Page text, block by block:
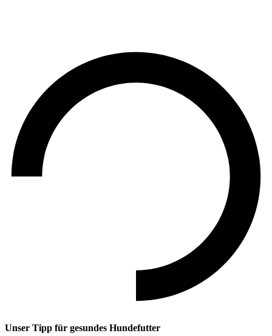
Unser Tipp für gesundes Hundefutter